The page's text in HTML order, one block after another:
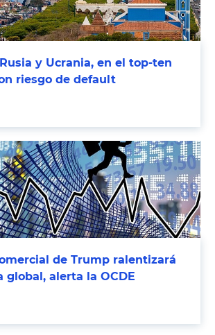
y Ucrania, en el top-ten
riesgo de default
de Trump ralentizará
global, alerta la OCDE